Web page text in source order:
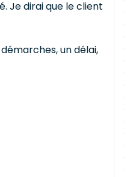
Je dirai que le client
un délai,